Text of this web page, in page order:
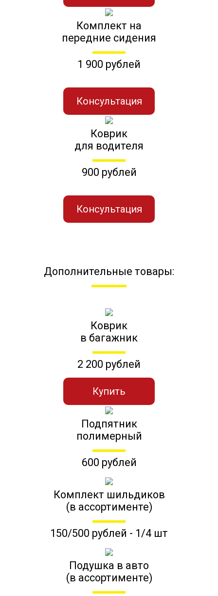
Комплект на
передние сидения
1 900 рублей
Консультация
Коврик
для водителя
900 рублей
Консультация
Дополнительные товары:
Коврик
в багажник
2 200 рублей
Купить
Подпятник
полимерный
600 рублей
Комплект шильдиков
(в ассортименте)
150/500 рублей - 1/4 шт
Подушка в авто
(в ассортименте)